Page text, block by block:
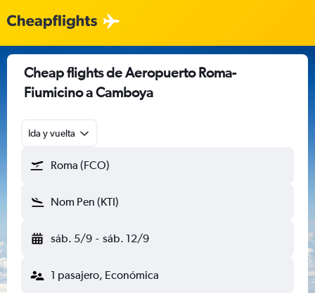
Cheap flights de Aeropuerto Roma-
Fiumicino a Camboya
Ida y vuelta
Roma (FCO)
Nom Pen (KTI)
sáb. 5/9 - sáb. 12/9
1 pasajero, Económica